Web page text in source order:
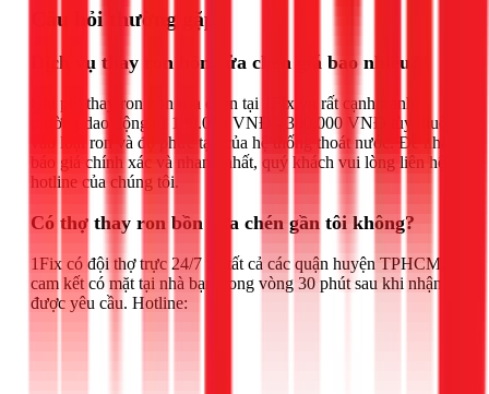
Câu hỏi thường gặp
Dịch vụ thay ron bồn rửa chén giá bao nhiêu?
Chi phí thay ron bồn rửa chén tại 1Fix.vn rất cạnh tranh,
thường dao động từ 150.000 VNĐ - 300.000 VNĐ tùy thuộc
vào loại ron và độ phức tạp của hệ thống thoát nước. Để nhận
báo giá chính xác và nhanh nhất, quý khách vui lòng liên hệ
hotline của chúng tôi.
Có thợ thay ron bồn rửa chén gần tôi không?
1Fix có đội thợ trực 24/7 tại tất cả các quận huyện TPHCM,
cam kết có mặt tại nhà bạn trong vòng 30 phút sau khi nhận
được yêu cầu. Hotline: